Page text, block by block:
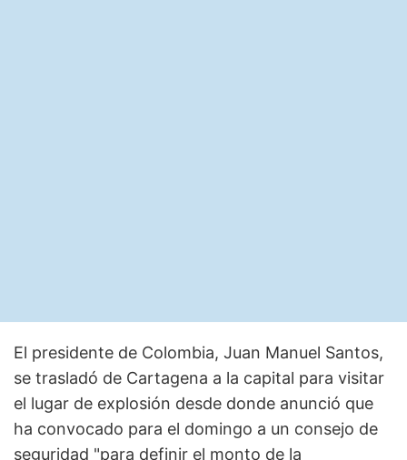
El presidente de Colombia, Juan Manuel Santos,
se trasladó de Cartagena a la capital para visitar
el lugar de explosión desde donde anunció que
ha convocado para el domingo a un consejo de
seguridad "para definir el monto de la